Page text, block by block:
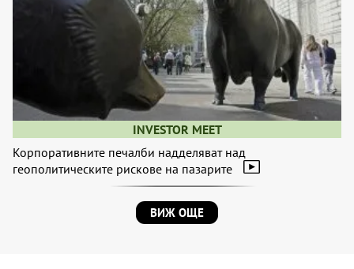
INVESTOR MEET
Корпоративните печалби надделяват над
геополитическите рискове на пазарите
ВИЖ ОЩЕ